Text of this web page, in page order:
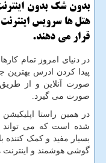
بدون شك بدون اینترنت
هتل ها سرویس اینترنت
قرار می دهند.
در دنیای امروز تمام
پیدا کردن ادرس
صورت آنلاین و از
صورت می گیرد.
در همین راستا
شده است که می
بسیار مفید و کمک کننده
گوشی هوشمند و اینترنت